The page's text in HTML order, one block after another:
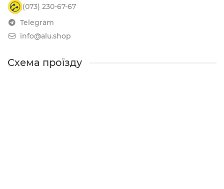
(073) 230-67-67
Telegram
info@alu.shop
Схема проїзду